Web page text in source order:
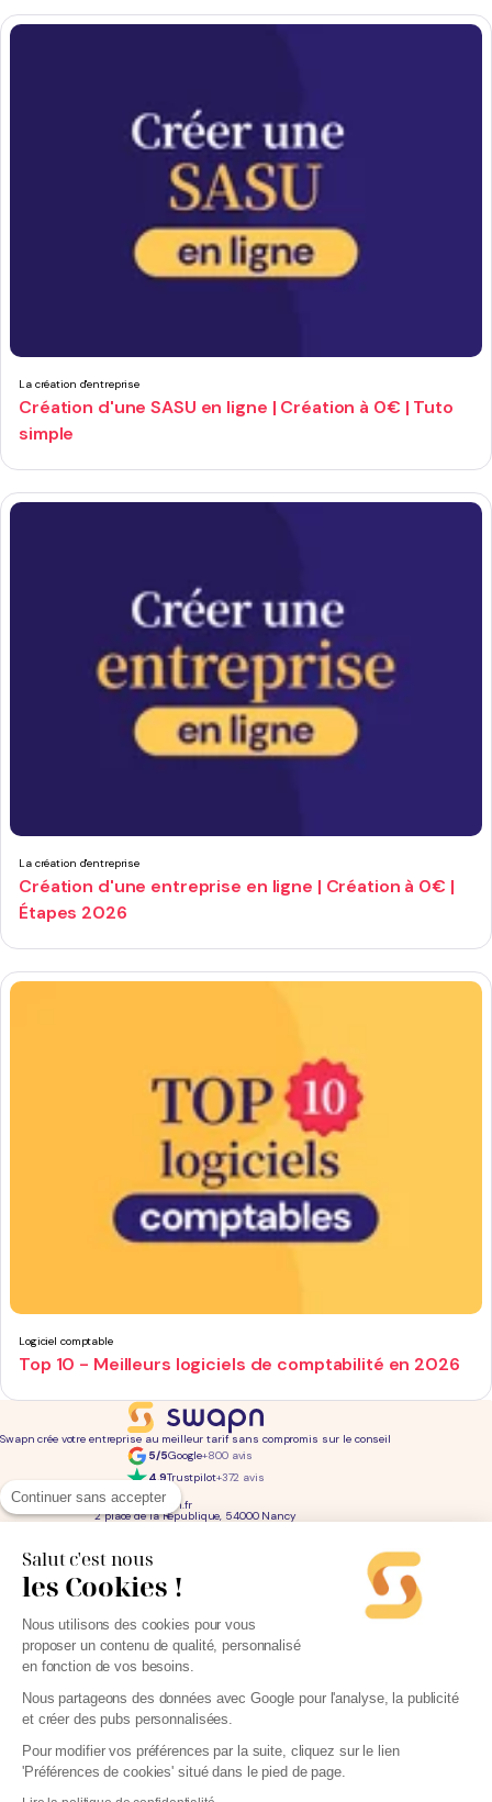
Continuer sans accepter
Salut c'est nous
les Cookies !
Nous utilisons des cookies pour vous
proposer un contenu de qualité, personnalisé
en fonction de vos besoins.
Nous partageons des données avec Google pour l'analyse, la publicité
et créer des pubs personnalisées.
Pour modifier vos préférences par la suite, cliquez sur le lien
'Préférences de cookies' situé dans le pied de page.
La création d'entreprise
Création d'une SASU en ligne | Création à 0€ | Tuto
simple
La création d'entreprise
Création d'une entreprise en ligne | Création à 0€ |
Étapes 2026
Logiciel comptable
Top 10 - Meilleurs logiciels de comptabilité en 2026
Swapn crée votre entreprise au meilleur tarif sans compromis sur le conseil
5/5Google+800 avis
4,9Trustpilot+372 avis
01 76 31 04 86
bonjour@swapn.fr
2 place de la République, 54000 Nancy
Services
Comptabilité pas cher
Offres de comptabilité par métier
Offres de comptabilité par ville
Tarifs
Devis comptable gratuit
Liens utiles
Découvrez Swapn
Avis clients
Devenir partenaire
Engagements éthiques
L-Expert-Comptable.com
La news' des entrepreneurs
pour en savoir plus.
Simulateurs et calculateurs Webinaires